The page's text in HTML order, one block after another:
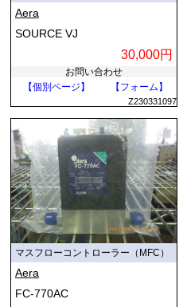
Aera
SOURCE VJ
30,000円
お問い合わせ
【個別ページ】
【フォーム】
Z230331097
マスフローコントローラー（MFC）
Aera
FC-770AC